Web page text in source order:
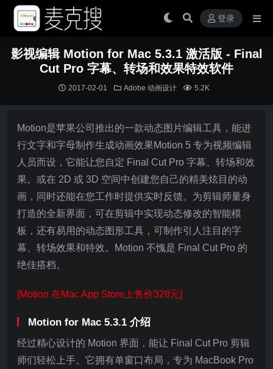
登录
影视编辑 Motion for Mac 5.3.1 激活版 - Final
Cut Pro 字幕、转场和效果特效软件
2017-02-01 Adobe 动画设计 5.2K
Motion是苹果公司推出的一款动态图片编辑工具，能进
行文字和字母制作生成动画效果Motion 5 专为视频编辑
人员而设，它能让您自定 Final Cut Pro 字幕、转场和效
果。或在 2D 或 3D 空间中创建您自己的精美炫目的动
画，同时还能在您工作时提供实时反馈。为剪辑师量身
打造的全新界面，可在剪辑中实现动态修改的智能模
板，还有易用的动态图形工具，可制作引人注目的字
幕、转场效果和特效。Motion 不愧是 Final Cut Pro 的
绝佳搭档。
[Motion 在Mac App Store上售价328元]
Motion for Mac 5.3.1 介绍
经过精心设计的 Motion 界面，能让 Final Cut Pro 剪辑
师们轻松上手。它拥有单窗口布局，专为 MacBook Pro